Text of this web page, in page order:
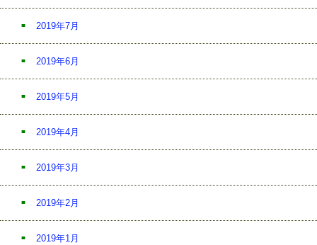
2019年7月
2019年6月
2019年5月
2019年4月
2019年3月
2019年2月
2019年1月